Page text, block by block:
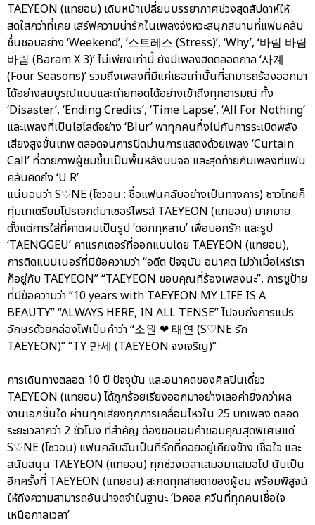
TAEYEON (แทยอน) เดินหน้าเปลี่ยนบรรยากาศช่วงสุดสัปดาห์ให้
สดใสกว่าที่เคย เสิร์ฟความน่ารักในเพลงจังหวะสนุกสนานที่แฟนคลับ
ชื่นชอบอย่าง ‘Weekend’, ‘스트레스 (Stress)’, ‘Why’, ‘바람 바람
바람 (Baram X 3)’ ไม่เพียงเท่านี้ ยังมีเพลงฮิตตลอดกาล ‘사계
(Four Seasons)’ รวมถึงเพลงที่มีแค่เธอเท่านั้นที่สามารถร้องออกมา
ได้อย่างสมบูรณ์แบบและถ่ายทอดได้อย่างเข้าถึงทุกอารมณ์ ทั้ง
‘Disaster’, ‘Ending Credits’, ‘Time Lapse’, ‘All For Nothing’
และเพลงที่เป็นไฮไลต์อย่าง ‘Blur’ พาทุกคนทึ่งไปกับการระเบิดพลัง
เสียงสูงขั้นเทพ ตลอดจนการปิดม่านการแสดงด้วยเพลง ‘Curtain
Call’ ที่ฉายภาพผู้ชมขึ้นเป็นพื้นหลังบนจอ และสุดท้ายกับเพลงที่แฟน
คลับคิดถึง ‘U R’
แน่นอนว่า S♡NE (โซวอน : ชื่อแฟนคลับอย่างเป็นทางการ) ชาวไทยก็
ทุ่มเทเตรียมโปรเจกต์มาเซอร์ไพรส์ TAEYEON (แทยอน) มากมาย
ตั้งแต่การใส่ที่คาดผมเป็นรูป ‘ดอกกุหลาบ’ เพื่อบอกรัก และรูป
‘TAENGGEU’ คาแรกเตอร์ที่ออกแบบโดย TAEYEON (แทยอน),
การติดแบนเนอร์ที่มีข้อความว่า “อดีต ปัจจุบัน อนาคต ไม่ว่าเมื่อไหร่เรา
ก็อยู่กับ TAEYEON” “TAEYEON ขอบคุณที่ร้องเพลงนะ”, การชูป้าย
ที่มีข้อความว่า “10 years with TAEYEON MY LIFE IS A
BEAUTY” “ALWAYS HERE, IN ALL TENSE” ไปจนถึงการแปร
อักษรด้วยกล่องไฟเป็นคำว่า “소원 ❤ 태연 (S♡NE รัก
TAEYEON)” “TY 만세 (TAEYEON จงเจริญ)”
การเดินทางตลอด 10 ปี ปัจจุบัน และอนาคตของศิลปินเดี่ยว
TAEYEON (แทยอน) ได้ถูกร้อยเรียงออกมาอย่างเลอค่ายิ่งกว่าผล
งานเอกชิ้นใด ผ่านทุกเสียงทุกการเคลื่อนไหวใน 25 บทเพลง ตลอด
ระยะเวลากว่า 2 ชั่วโมง ที่สำคัญ ต้องขอมอบคำขอบคุณสุดพิเศษแด่
S♡NE (โซวอน) แฟนคลับอันเป็นที่รักที่คอยอยู่เคียงข้าง เชื่อใจ และ
สนับสนุน TAEYEON (แทยอน) ทุกช่วงเวลาเสมอมาเสมอไป นับเป็น
อีกครั้งที่ TAEYEON (แทยอน) สะกดทุกสายตาของผู้ชม พร้อมพิสูจน์
ให้ถึงความสามารถอันน่าจดจำในฐานะ ‘โวคอล ควีนที่ทุกคนเชื่อใจ
เหนือกาลเวลา’